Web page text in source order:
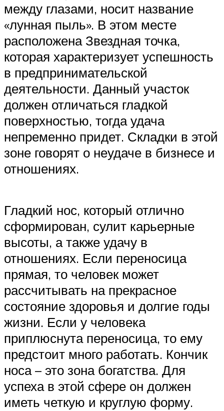
между глазами, носит название
«лунная пыль». В этом месте
расположена Звездная точка,
которая характеризует успешность
в предпринимательской
деятельности. Данный участок
должен отличаться гладкой
поверхностью, тогда удача
непременно придет. Складки в этой
зоне говорят о неудаче в бизнесе и
отношениях.
Гладкий нос, который отлично
сформирован, сулит карьерные
высоты, а также удачу в
отношениях. Если переносица
прямая, то человек может
рассчитывать на прекрасное
состояние здоровья и долгие годы
жизни. Если у человека
приплюснута переносица, то ему
предстоит много работать. Кончик
носа – это зона богатства. Для
успеха в этой сфере он должен
иметь четкую и круглую форму.